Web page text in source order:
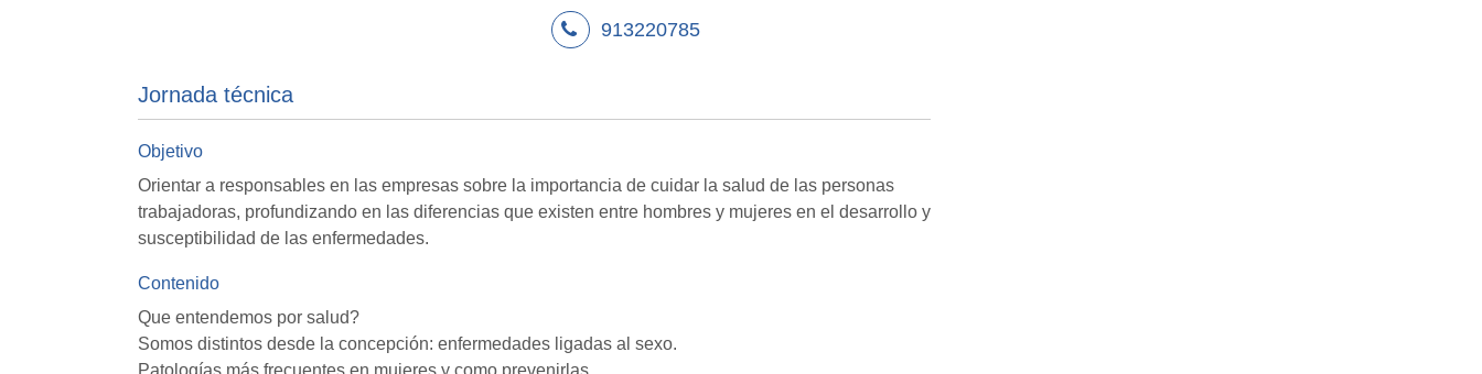
913220785
Jornada técnica
Objetivo
Orientar a responsables en las empresas sobre la importancia de cuidar la salud de las personas
trabajadoras, profundizando en las diferencias que existen entre hombres y mujeres en el desarrollo y
susceptibilidad de las enfermedades.
Contenido
Que entendemos por salud?
Somos distintos desde la concepción: enfermedades ligadas al sexo.